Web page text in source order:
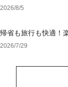
ェア
2026/8/5
帰省も旅行も快適！
2026/7/29